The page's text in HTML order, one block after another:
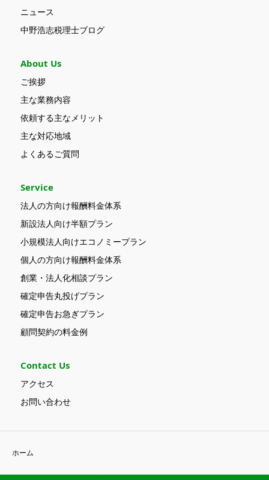
ニュース
中野浩志税理士ブログ
About Us
ご挨拶
主な業務内容
依頼する主なメリット
主な対応地域
よくあるご質問
Service
法人の方向け報酬料金体系
新設法人向け半額プラン
小規模法人向けエコノミープラン
個人の方向け報酬料金体系
創業・法人化相談プラン
確定申告丸投げプラン
確定申告お急ぎプラン
顧問契約の料金例
Contact Us
アクセス
お問い合わせ
ホーム